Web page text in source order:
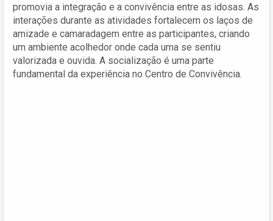
promovia a integração e a convivência entre as idosas. As
interações durante as atividades fortalecem os laços de
amizade e camaradagem entre as participantes, criando
um ambiente acolhedor onde cada uma se sentiu
valorizada e ouvida. A socialização é uma parte
fundamental da experiência no Centro de Convivência.